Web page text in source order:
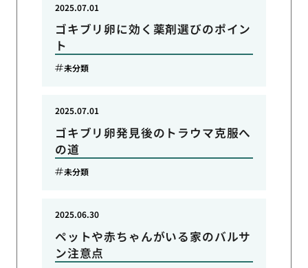
ゴキブリ卵に効く薬剤選びのポイン
ト
2025.07.01
未分類
ゴキブリ卵発見後のトラウマ克服へ
の道
2025.07.01
未分類
ペットや赤ちゃんがいる家のバルサ
ン注意点
2025.06.30